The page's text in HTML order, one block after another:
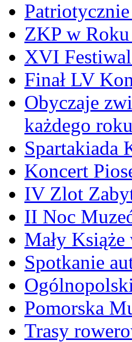
ZKP w
XVI
Finał LV
Obyczaje
każdego roku
Spartakiada
Koncert
IV Zlot
II Noc
Mały
Spotkanie
Pomorska
Trasy